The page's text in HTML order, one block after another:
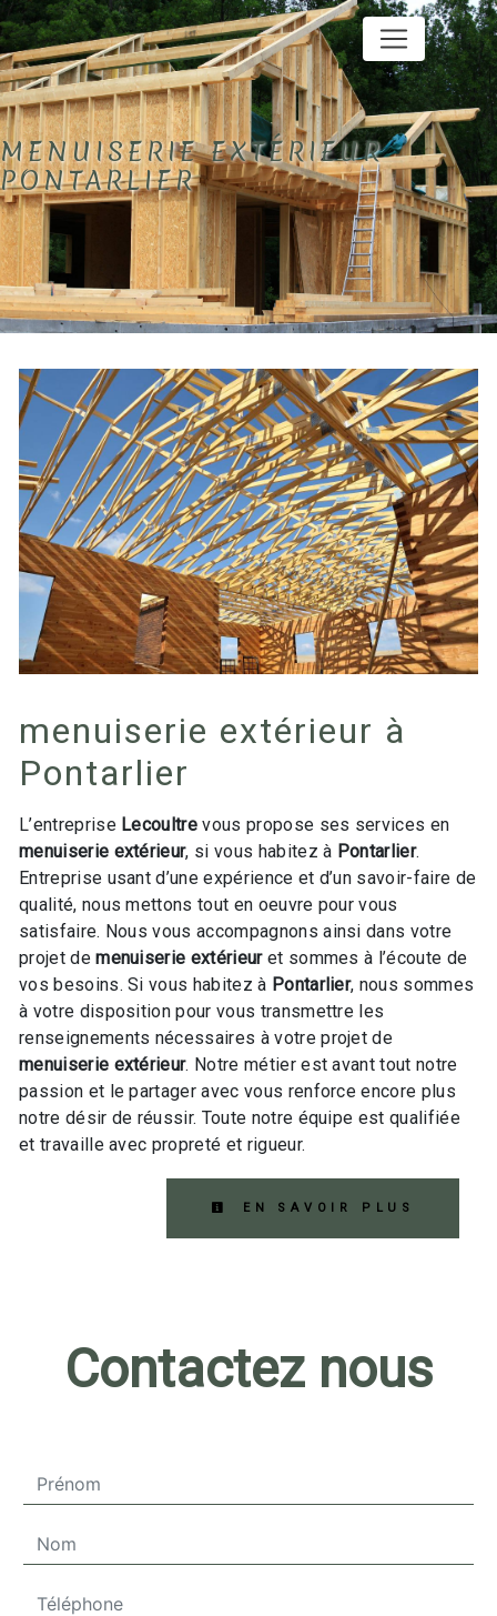
Panneau de gestion des cookies
MENUISERIE EXTÉRIEUR
PONTARLIER
menuiserie extérieur à
Pontarlier
L’entreprise Lecoultre vous propose ses services en
menuiserie extérieur, si vous habitez à Pontarlier.
Entreprise usant d’une expérience et d’un savoir-faire de
qualité, nous mettons tout en oeuvre pour vous
satisfaire. Nous vous accompagnons ainsi dans votre
projet demenuiserie extérieuret sommes à l’écoute de
vos besoins. Si vous habitez à Pontarlier, nous sommes
à votre disposition pour vous transmettre les
renseignements nécessaires à votre projet de
menuiserie extérieur. Notre métier est avant tout notre
passion et le partager avec vous renforce encore plus
notre désir de réussir. Toute notre équipe est qualifiée
et travaille avec propreté et rigueur.
EN SAVOIR PLUS
Contactez nous